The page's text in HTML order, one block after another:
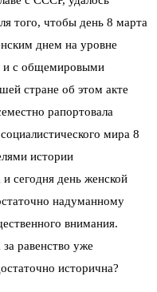
того, чтобы день 8 марта
днем на уровне
и с общемировыми
стране об этом акте
рапортовала
мира 8
истории
сегодня день женской
надуманному
внимания.
равенство уже
исторична?